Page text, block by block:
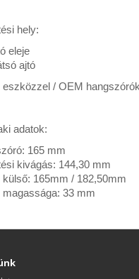
hely:
eleje
ajtó
/ OEM
adatok:
165 mm
kivágás: 144,30 mm
165mm / 182,50mm
magassága: 33 mm